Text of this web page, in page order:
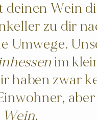
deinen Wein
zu dir
Umwege.
im
haben zwar
.